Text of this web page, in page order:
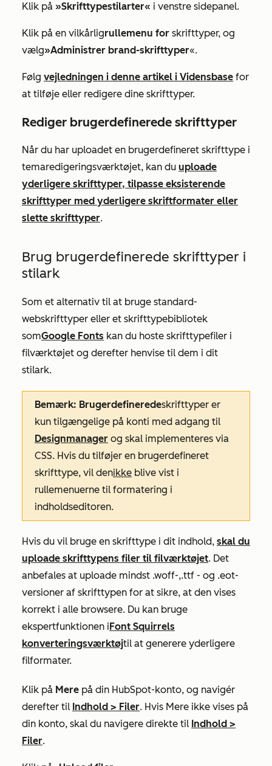
Klik på »Skrifttypestilarter« i venstre sidepanel.
Klik på en vilkårligrullemenu for skrifttyper, og
vælg»Administrer brand-skrifttyper«.
Følg vejledningen i denne artikel i Vidensbase for
at tilføje eller redigere dine skrifttyper.
Rediger brugerdefinerede skrifttyper
Når du har uploadet en brugerdefineret skrifttype i
temaredigeringsværktøjet, kan du uploade
yderligere skrifttyper, tilpasse eksisterende
skrifttyper med yderligere skriftformater eller
slette skrifttyper.
Brug brugerdefinerede skrifttyper i
stilark
Som et alternativ til at bruge standard-
webskrifttyper eller et skrifttypebibliotek
somGoogle Fonts kan du hoste skrifttypefiler i
filværktøjet og derefter henvise til dem i dit
stilark.
Bemærk: Brugerdefineredeskrifttyper er
kun tilgængelige på konti med adgang til
Designmanager og skal implementeres via
CSS. Hvis du tilføjer en brugerdefineret
skrifttype, vil denikke blive vist i
rullemenuerne til formatering i
indholdseditoren.
Hvis du vil bruge en skrifttype i dit indhold, skal du
uploade skrifttypens filer til filværktøjet. Det
anbefales at uploade mindst .woff-,.ttf - og .eot-
versioner af skrifttypen for at sikre, at den vises
korrekt i alle browsere. Du kan bruge
ekspertfunktionen iFont Squirrels
konverteringsværktøjtil at generere yderligere
filformater.
Klik på Mere på din HubSpot-konto, og navigér
derefter til Indhold > Filer. Hvis Mere ikke vises på
din konto, skal du navigere direkte til Indhold >
Filer.